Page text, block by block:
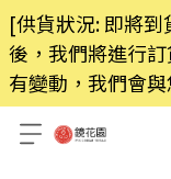
[供貨狀況: 即將
後，我們將進行
有變動，我們會